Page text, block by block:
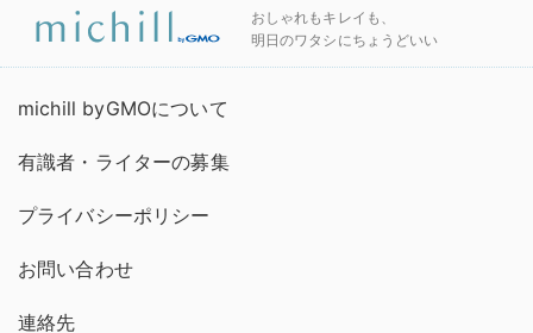
おしゃれもキレイも、
明日のワタシにちょうどいい
michill byGMOについて
有識者・ライターの募集
プライバシーポリシー
お問い合わせ
連絡先